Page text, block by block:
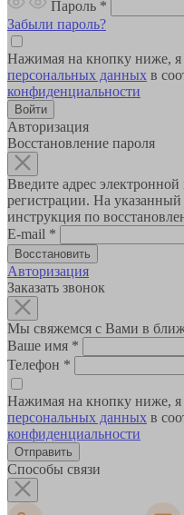
Пароль *
Забыли пароль?
Нажимая на кнопку ниже,
персональных данных в
конфиденциальности
Авторизация
Восстановление пароля
Введите адрес
регистрации. На указанный
инструкция по
E-mail *
Авторизация
Заказать звонок
Мы свяжемся с Вами в
Ваше имя *
Телефон *
Нажимая на кнопку ниже,
персональных данных в
конфиденциальности
Способы связи